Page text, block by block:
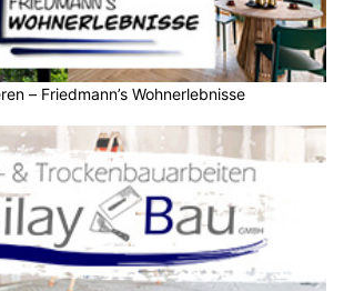
– Friedmann’s Wohnerlebnisse